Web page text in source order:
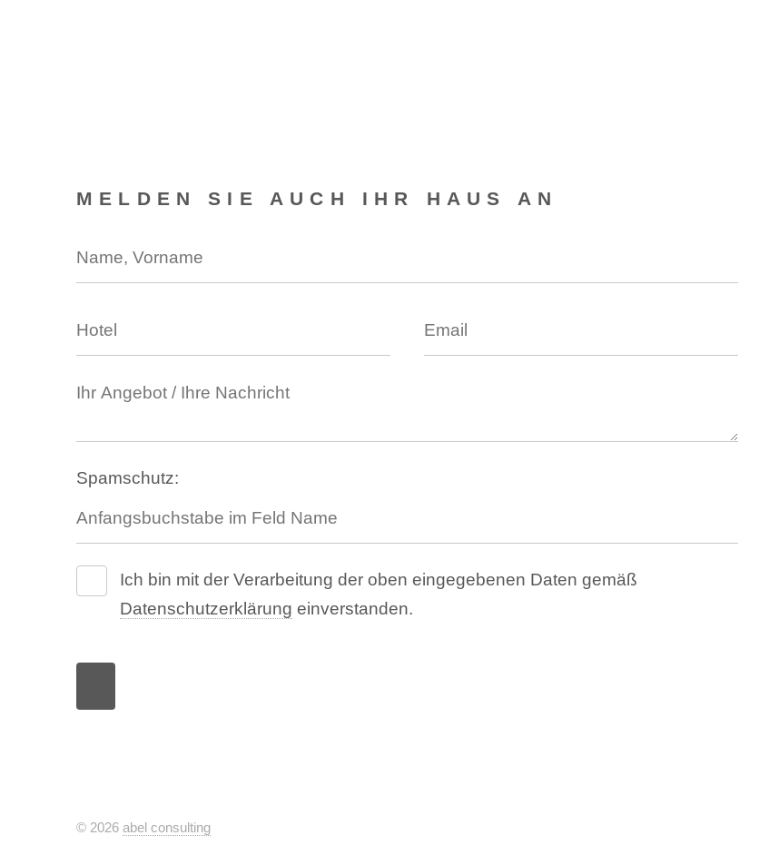
MELDEN SIE AUCH IHR HAUS AN
Spamschutz:
Ich bin mit der Verarbeitung der oben eingegebenen Daten gemäß
Datenschutzerklärung einverstanden.
© 2026 abel consulting